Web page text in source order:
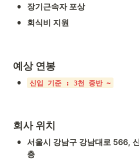
• 장기근속자 포상
• 회식비 지원
예상 연봉
• 신입 기준 : 3천 중반 ~
회사 위치
• 서울시 강남구 강남대로 566,
층